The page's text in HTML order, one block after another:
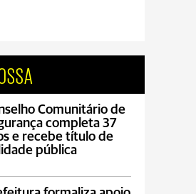
Comunitário de
completa 37
e recebe título de
pública